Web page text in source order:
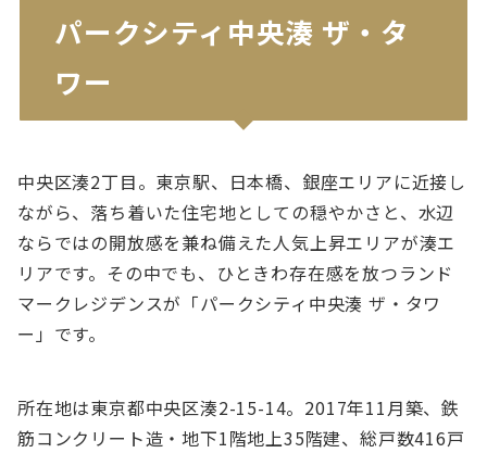
パークシティ中央湊 ザ・タ
ワー
中央区湊2丁目。東京駅、日本橋、銀座エリアに近接し
ながら、落ち着いた住宅地としての穏やかさと、水辺
ならではの開放感を兼ね備えた人気上昇エリアが湊エ
リアです。その中でも、ひときわ存在感を放つランド
マークレジデンスが「パークシティ中央湊 ザ・タワ
ー」です。
所在地は東京都中央区湊2-15-14。2017年11月築、鉄
筋コンクリート造・地下1階地上35階建、総戸数416戸